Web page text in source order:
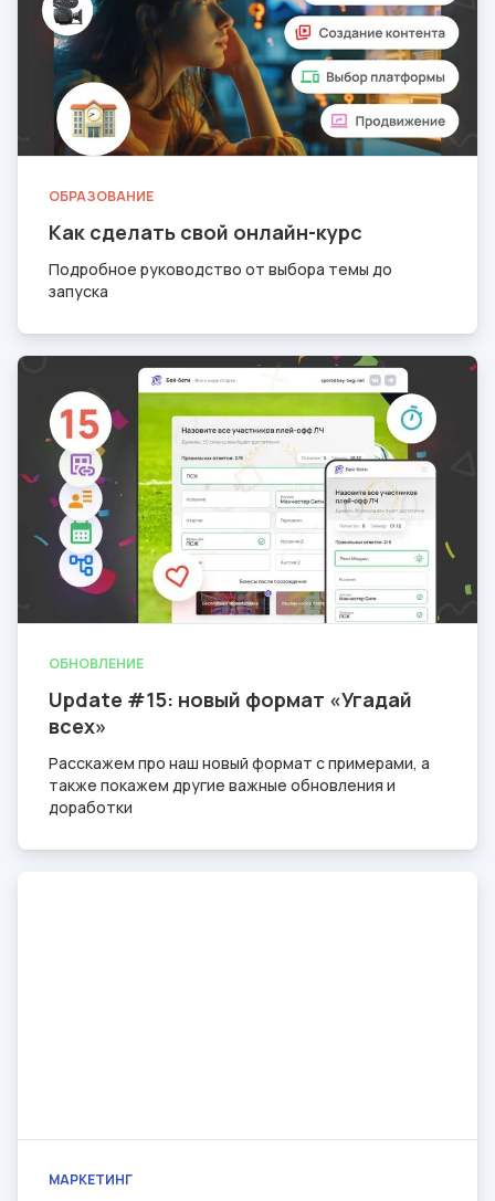
ОБРАЗОВАНИЕ
Как сделать свой онлайн-курс
Подробное руководство от выбора темы до
запуска
ОБНОВЛЕНИЕ
Update #15: новый формат «Угадай
всех»
Расскажем про наш новый формат с примерами, а
также покажем другие важные обновления и
доработки
МАРКЕТИНГ